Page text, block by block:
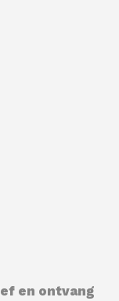
en ontvang